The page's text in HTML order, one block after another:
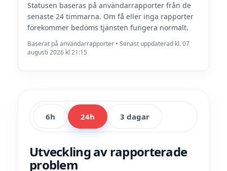
Statusen baseras på användarrapporter från de
senaste 24 timmarna. Om få eller inga rapporter
förekommer bedöms tjänsten fungera normalt.
Baserat på användarrapporter • Senast uppdaterad kl. 07
augusti 2026 kl 21:15
6h 24h 3 dagar
Utveckling av rapporterade
problem